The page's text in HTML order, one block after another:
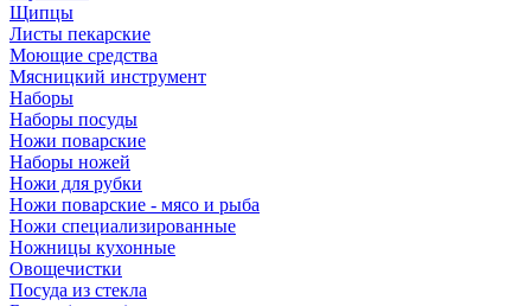
Щипцы
Листы пекарские
Моющие средства
Мясницкий инструмент
Наборы
Наборы посуды
Ножи поварские
Наборы ножей
Ножи для рубки
Ножи поварские - мясо и рыба
Ножи специализированные
Ножницы кухонные
Овощечистки
Посуда из стекла